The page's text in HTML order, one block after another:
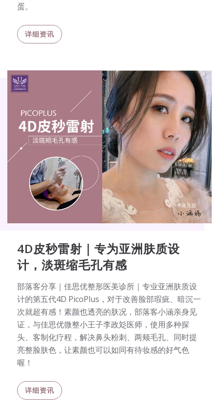
蛋。
详细资讯
4D皮秒雷射｜专为亚洲肤质设
计，淡斑缩毛孔有感
部落客分享｜佳思优整形医美诊所｜专业亚洲肤质设
计的第五代4D PicoPlus，对于改善脸部瑕疵、暗沉一
次就超有感！素颜也透亮的肤况，部落客小涵亲身见
证，与佳思优微整小王子李政彣医师，使用多种探
头、客制化疗程，解决鼻头粉刺、两颊毛孔、同时提
亮整脸肤色，让素颜也可以如同有待妆感的好气色
喔！
详细资讯